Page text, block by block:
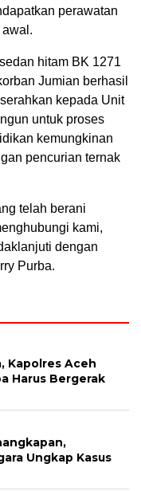
perawatan
hitam BK 1271
Jumian berhasil
kepada Unit
untuk proses
kemungkinan
pencurian ternak
telah berani
kami,
dengan
Purba.
Kapolres Aceh
Harus Bergerak
Ungkap Kasus